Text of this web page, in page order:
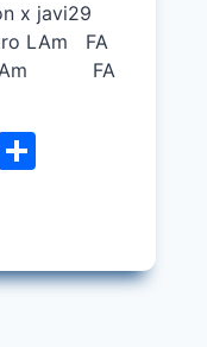
x javi29
LAm FA
LAm FA